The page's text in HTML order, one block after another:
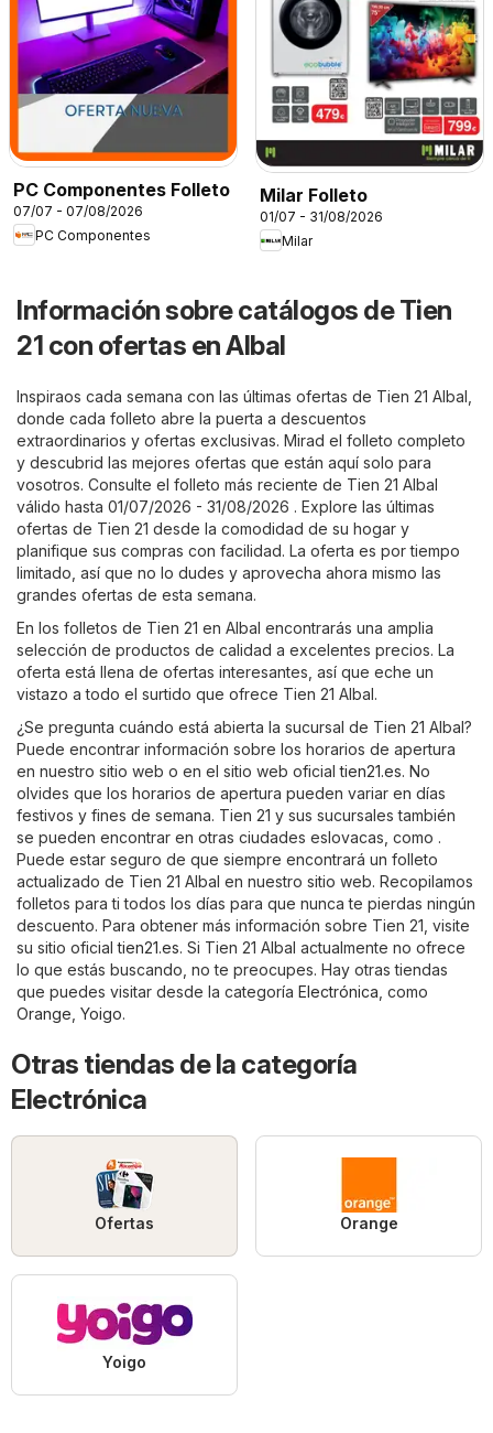
PC Componentes Folleto
07/07 - 07/08/2026
PC Componentes
Milar Folleto
01/07 - 31/08/2026
Milar
Información sobre catálogos de Tien
21 con ofertas en Albal
Inspiraos cada semana con las últimas ofertas de Tien 21 Albal,
donde cada folleto abre la puerta a descuentos
extraordinarios y ofertas exclusivas. Mirad el folleto completo
y descubrid las mejores ofertas que están aquí solo para
vosotros. Consulte el folleto más reciente de Tien 21 Albal
válido hasta 01/07/2026 - 31/08/2026 . Explore las últimas
ofertas de Tien 21 desde la comodidad de su hogar y
planifique sus compras con facilidad. La oferta es por tiempo
limitado, así que no lo dudes y aprovecha ahora mismo las
grandes ofertas de esta semana.
En los folletos de Tien 21 en Albal encontrarás una amplia
selección de productos de calidad a excelentes precios. La
oferta está llena de ofertas interesantes, así que eche un
vistazo a todo el surtido que ofrece Tien 21 Albal.
¿Se pregunta cuándo está abierta la sucursal de Tien 21 Albal?
Puede encontrar información sobre los horarios de apertura
en nuestro sitio web o en el sitio web oficialtien21.es. No
olvides que los horarios de apertura pueden variar en días
festivos y fines de semana. Tien 21 y sus sucursales también
se pueden encontrar en otras ciudades eslovacas, como .
Puede estar seguro de que siempre encontrará un folleto
actualizado de Tien 21 Albal en nuestro sitio web. Recopilamos
folletos para ti todos los días para que nunca te pierdas ningún
descuento. Para obtener más información sobre Tien 21, visite
su sitio oficialtien21.es. Si Tien 21 Albal actualmente no ofrece
lo que estás buscando, no te preocupes. Hay otras tiendas
que puedes visitar desde la categoría Electrónica , como
Orange Yoigo.
Otras tiendas de la categoría
Electrónica
Ofertas Orange
Yoigo